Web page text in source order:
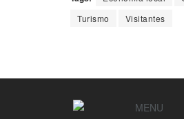
Turismo
Visitantes